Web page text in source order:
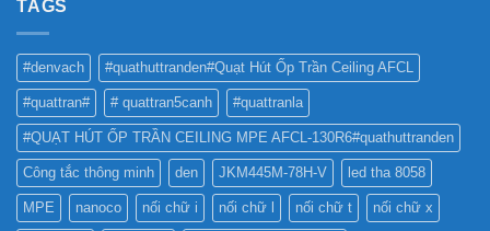
QUẢNG
CÁO?
TỐT
NHẤT
?
TAGS
#denvach #quathuttranden#Quạt Hút Ốp Trần Ceiling AFCL
#quattran# # quattran5canh #quattranla
#QUẠT HÚT ỐP TRẦN CEILING MPE AFCL-130R6#quathuttranden
Công tắc thông minh den JKM445M-78H-V led tha 8058
MPE nanoco nối chữ i nối chữ l nối chữ t nối chữ x